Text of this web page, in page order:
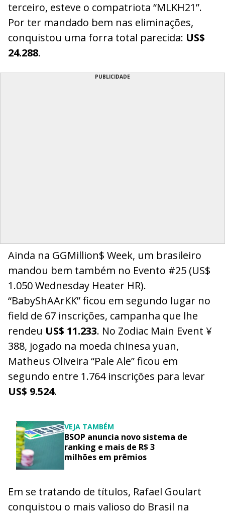
terceiro, esteve o compatriota “MLKH21”.
Por ter mandado bem nas eliminações,
conquistou uma forra total parecida: US$
24.288.
PUBLICIDADE
Ainda na GGMillion$ Week, um brasileiro
mandou bem também no Evento #25 (US$
1.050 Wednesday Heater HR).
“BabyShAArKK” ficou em segundo lugar no
field de 67 inscrições, campanha que lhe
rendeu US$ 11.233. No Zodiac Main Event ¥
388, jogado na moeda chinesa yuan,
Matheus Oliveira “Pale Ale” ficou em
segundo entre 1.764 inscrições para levar
US$ 9.524.
VEJA TAMBÉM
BSOP anuncia novo sistema de
ranking e mais de R$ 3
milhões em prêmios
Em se tratando de títulos, Rafael Goulart
conquistou o mais valioso do Brasil na